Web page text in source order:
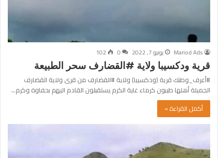
Mariod Ads يونيو 7, 2022 0
102
قرية ودكسيبا ولاية #القضارف سحر الطبيعة
#أعرف_وطنك قرية (ودكسيبا) ولاية #القضارف من قرى ولاية القضارف
الجميلة أهلها طيبون كرماء غاية الكرم يستقبلون القادم اليهم بحفاوة وكرم…
أكمل القراءة »